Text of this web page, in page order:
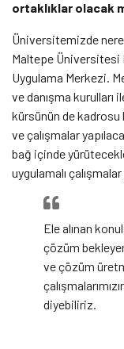
ortaklıklar olacak
Üniversitemizde
Maltepe Üniversitesi
Uygulama Merkezi.
ve danışma
kürsünün de kadrosu
ve çalışmalar
bağ içinde
uygulamalı
Ele alınan
çözüm
ve çözüm
diyebiliriz.